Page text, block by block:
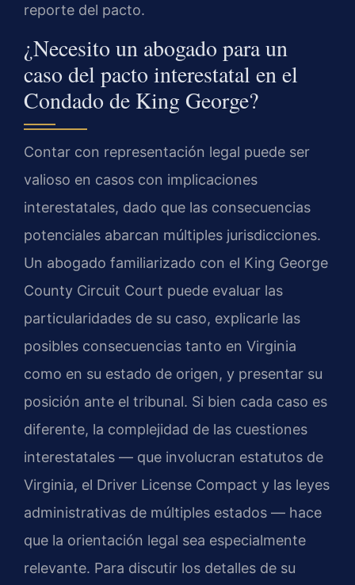
reporte del pacto.
¿Necesito un abogado para un
caso del pacto interestatal en el
Condado de King George?
Contar con representación legal puede ser
valioso en casos con implicaciones
interestatales, dado que las consecuencias
potenciales abarcan múltiples jurisdicciones.
Un abogado familiarizado con el King George
County Circuit Court puede evaluar las
particularidades de su caso, explicarle las
posibles consecuencias tanto en Virginia
como en su estado de origen, y presentar su
posición ante el tribunal. Si bien cada caso es
diferente, la complejidad de las cuestiones
interestatales — que involucran estatutos de
Virginia, el Driver License Compact y las leyes
administrativas de múltiples estados — hace
que la orientación legal sea especialmente
relevante. Para discutir los detalles de su